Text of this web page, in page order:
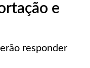
e
responder